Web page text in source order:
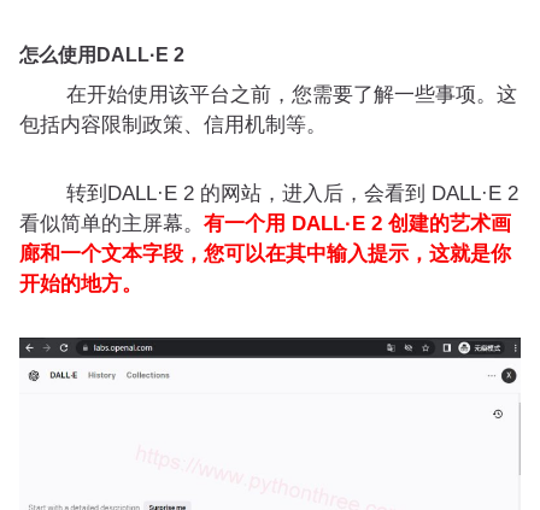
怎么使用DALL·E 2
在开始使用该平台之前，您需要了解一些事项。这
包括内容限制政策、信用机制等。
转到DALL·E 2 的网站，进入后，会看到 DALL·E 2
看似简单的主屏幕。 有一个用 DALL·E 2 创建的艺术画
廊和一个文本字段，您可以在其中输入提示，这就是你
开始的地方。